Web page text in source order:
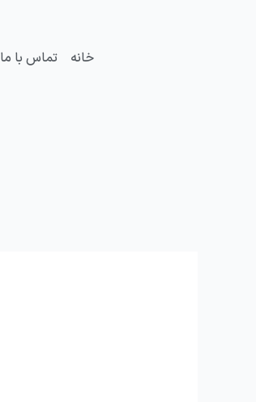
خانه تماس با ما